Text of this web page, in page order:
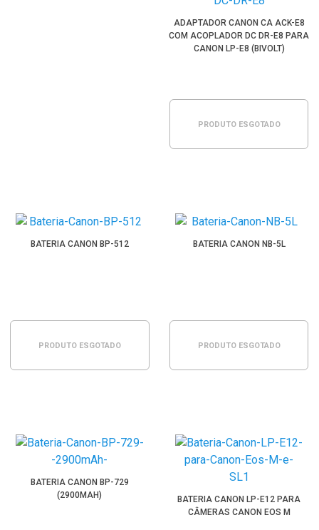
ADAPTADOR CANON CA ACK-E8
COM ACOPLADOR DC DR-E8 PARA
CANON LP-E8 (BIVOLT)
PRODUTO ESGOTADO
BATERIA CANON BP-512
PRODUTO ESGOTADO
BATERIA CANON NB-5L
PRODUTO ESGOTADO
BATERIA CANON BP-729
(2900MAH)
BATERIA CANON LP-E12 PARA
CÂMERAS CANON EOS M